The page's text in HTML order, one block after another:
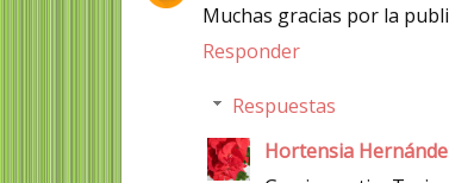
Muchas gracias por la
Responder
Respuestas
Hortensia